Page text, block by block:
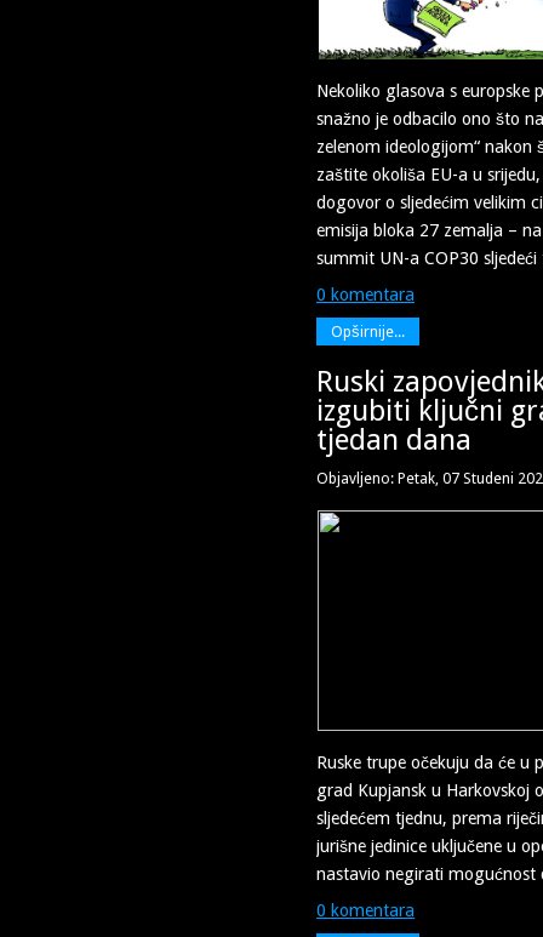
Nekoliko glasova s ​​europske
snažno je odbacilo ono što
zelenom ideologijom“ nakon
zaštite okoliša EU-a u
dogovor o sljedećim velikim
emisija bloka 27 zemalja –
summit UN-a COP30 sljedeći
0 komentara
Opširnije...
Ruski
izgubiti ključni
tjedan dana
Objavljeno: Petak, 07 Studeni
Ruske trupe očekuju da će u
grad Kupjansk u Harkovskoj
sljedećem tjednu, prema
jurišne jedinice uključene u
nastavio negirati mogućnost
0 komentara